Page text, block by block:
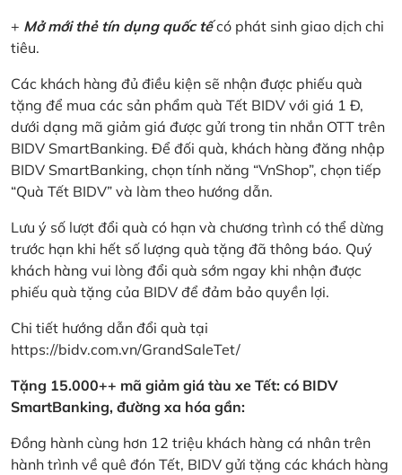
+ Mở mới thẻ tín dụng quốc tếcó phát sinh giao dịch chi
tiêu.
Các khách hàng đủ điều kiện sẽ nhận được phiếu quà
tặng để mua các sản phẩm quà Tết BIDV với giá 1 Đ,
dưới dạng mã giảm giá được gửi trong tin nhắn OTT trên
BIDV SmartBanking. Để đối quà, khách hàng đăng nhập
BIDV SmartBanking, chọn tính năng “VnShop”, chọn tiếp
“Quà Tết BIDV” và làm theo hướng dẫn.
Lưu ý số lượt đổi quà có hạn và chương trình có thể dừng
trước hạn khi hết số lượng quà tặng đã thông báo. Quý
khách hàng vui lòng đổi quà sớm ngay khi nhận được
phiếu quà tặng của BIDV để đảm bảo quyền lợi.
Chi tiết hướng dẫn đổi quà tại
https://bidv.com.vn/GrandSaleTet/
Tặng 15.000++ mã giảm giá tàu xe Tết: có BIDV
SmartBanking, đường xa hóa gần:
Đồng hành cùng hơn 12 triệu khách hàng cá nhân trên
hành trình về quê đón Tết, BIDV gửi tặng các khách hàng